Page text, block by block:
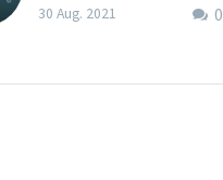
Cloud-Plattform, auf der
0
30 Aug. 2021